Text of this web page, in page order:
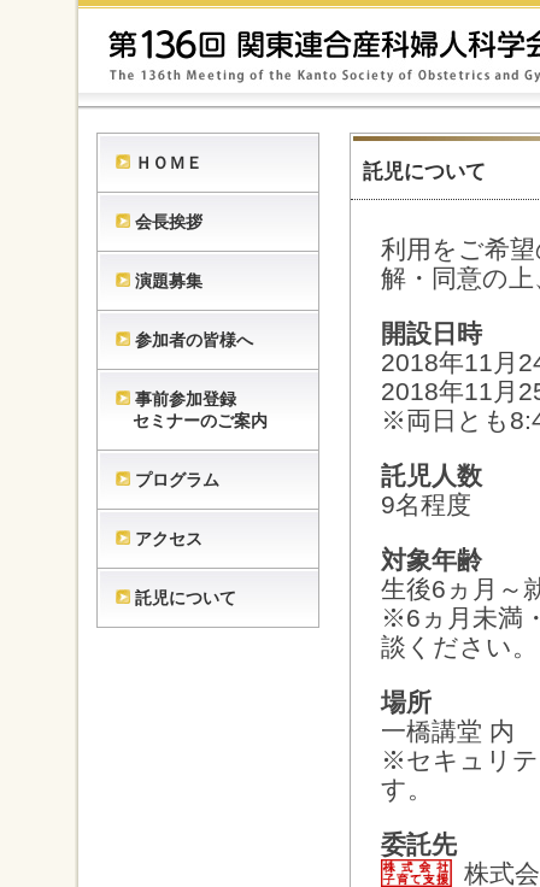
ＨＯＭＥ
会長挨拶
演題募集
参加者の皆様へ
事前参加登録
セミナーのご案内
プログラム
アクセス
託児について
託児について
利用をご希
解・同意の
開設日時
2018年11月
2018年11月
※両日とも
託児人数
9名程度
対象年齢
生後6ヵ月～
※6ヵ月未満
談ください。
場所
一橋講堂 内
※セキュリテ
す。
委託先
株式